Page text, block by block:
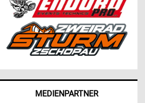
MEDIENPARTNER